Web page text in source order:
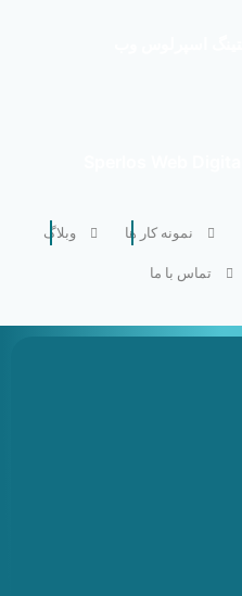
نمونه کار ها وبلاگ
تماس با ما